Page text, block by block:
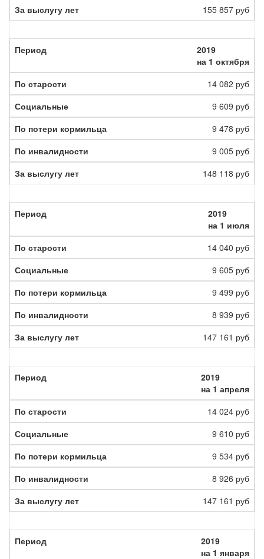
155 857 руб
2019
на 1 октября
14 082 руб
9 609 руб
9 478 руб
9 005 руб
148 118 руб
2019
на 1 июля
14 040 руб
9 605 руб
9 499 руб
8 939 руб
147 161 руб
2019
на 1 апреля
14 024 руб
9 610 руб
9 534 руб
8 926 руб
147 161 руб
2019
на 1 января